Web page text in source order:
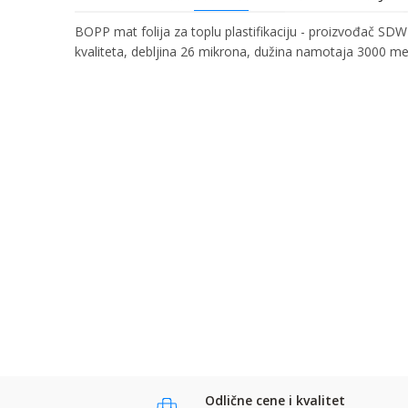
BOPP mat folija za toplu plastifikaciju - proizvođač
kvaliteta, debljina 26 mikrona, dužina namotaja 3000
Odlične cene i kvalitet